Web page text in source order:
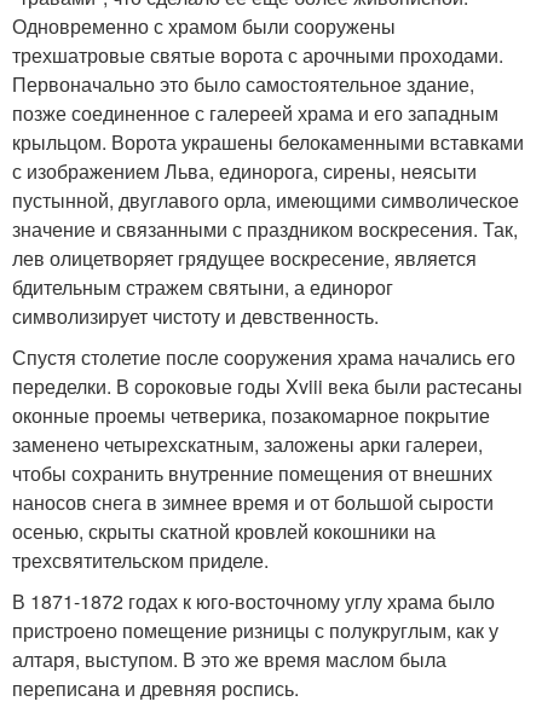
Одновременно с храмом были сооружены
трехшатровые святые ворота с арочными проходами.
Первоначально это было самостоятельное здание,
позже соединенное с галереей храма и его западным
крыльцом. Ворота украшены белокаменными вставками
с изображением Льва, единорога, сирены, неясыти
пустынной, двуглавого орла, имеющими символическое
значение и связанными с праздником воскресения. Так,
лев олицетворяет грядущее воскресение, является
бдительным стражем святыни, а единорог
символизирует чистоту и девственность.
Спустя столетие после сооружения храма начались его
переделки. В сороковые годы Xviii века были растесаны
оконные проемы четверика, позакомарное покрытие
заменено четырехскатным, заложены арки галереи,
чтобы сохранить внутренние помещения от внешних
наносов снега в зимнее время и от большой сырости
осенью, скрыты скатной кровлей кокошники на
трехсвятительском приделе.
В 1871-1872 годах к юго-восточному углу храма было
пристроено помещение ризницы с полукруглым, как у
алтаря, выступом. В это же время маслом была
переписана и древняя роспись.